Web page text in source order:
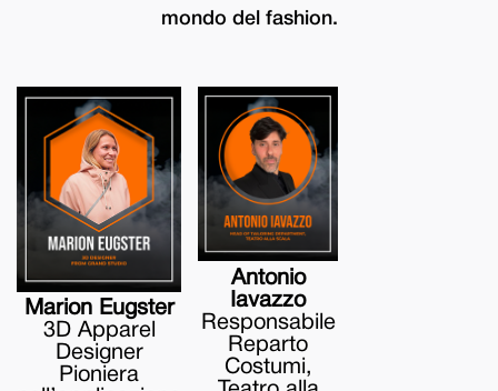
mondo del fashion.
Marion Eugster
3D Apparel
Designer
Pioniera
Antonio
Iavazzo
Responsabile
Reparto
Costumi,